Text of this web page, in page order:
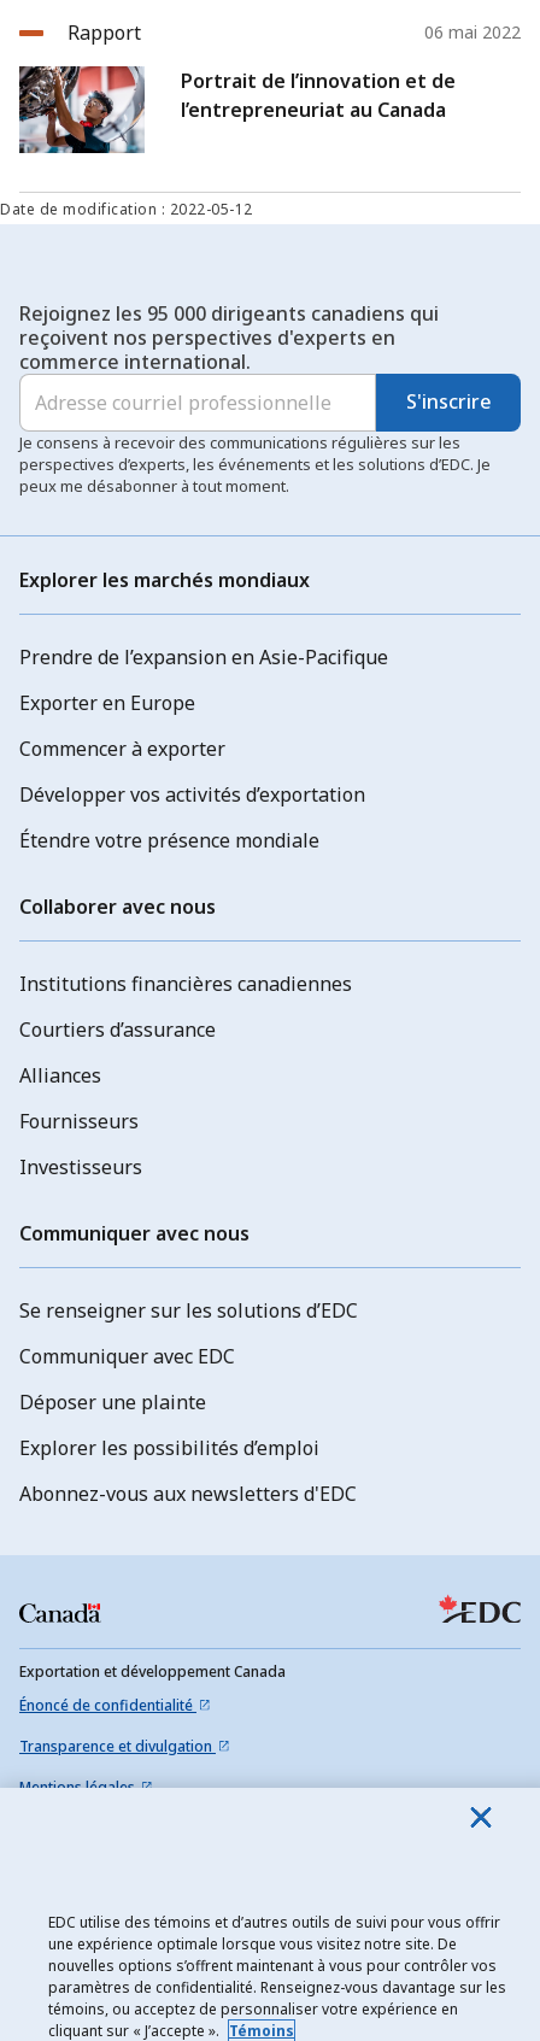
Rapport 06 mai 2022
Portrait de l’innovation et de
l’entrepreneuriat au Canada
Date de modification : 2022-05-12
Rejoignez les 95 000 dirigeants canadiens qui
reçoivent nos perspectives d'experts en
commerce international.
S'inscrire
Je consens à recevoir des communications régulières sur les
perspectives d’experts, les événements et les solutions d’EDC. Je
peux me désabonner à tout moment.
Explorer les marchés mondiaux
Prendre de l’expansion en Asie-Pacifique
Exporter en Europe
Commencer à exporter
Développer vos activités d’exportation
Étendre votre présence mondiale
Collaborer avec nous
Institutions financières canadiennes
Courtiers d’assurance
Alliances
Fournisseurs
Investisseurs
Communiquer avec nous
Se renseigner sur les solutions d’EDC
Communiquer avec EDC
Déposer une plainte
Explorer les possibilités d’emploi
Abonnez-vous aux newsletters d'EDC
Exportation et développement Canada
Énoncé de confidentialité
Transparence et divulgation
Mentions légales
EDC utilise des témoins et d’autres outils de suivi pour vous offrir
une expérience optimale lorsque vous visitez notre site. De
nouvelles options s’offrent maintenant à vous pour contrôler vos
paramètres de confidentialité. Renseignez-vous davantage sur les
témoins, ou acceptez de personnaliser votre expérience en
cliquant sur « J’accepte ». Témoins